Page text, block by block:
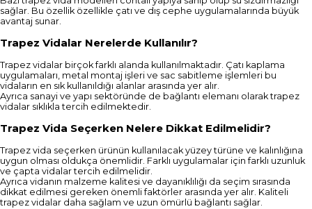
sağlar. Bu özellik özellikle çatı ve dış cephe uygulamalarında büyük
avantaj sunar.
Trapez Vidalar Nerelerde Kullanılır?
Trapez vidalar birçok farklı alanda kullanılmaktadır. Çatı kaplama
uygulamaları, metal montaj işleri ve sac sabitleme işlemleri bu
vidaların en sık kullanıldığı alanlar arasında yer alır.
Ayrıca sanayi ve yapı sektöründe de bağlantı elemanı olarak trapez
vidalar sıklıkla tercih edilmektedir.
Trapez Vida Seçerken Nelere Dikkat Edilmelidir?
Trapez vida seçerken ürünün kullanılacak yüzey türüne ve kalınlığına
uygun olması oldukça önemlidir. Farklı uygulamalar için farklı uzunluk
ve çapta vidalar tercih edilmelidir.
Ayrıca vidanın malzeme kalitesi ve dayanıklılığı da seçim sırasında
dikkat edilmesi gereken önemli faktörler arasında yer alır. Kaliteli
trapez vidalar daha sağlam ve uzun ömürlü bağlantı sağlar.